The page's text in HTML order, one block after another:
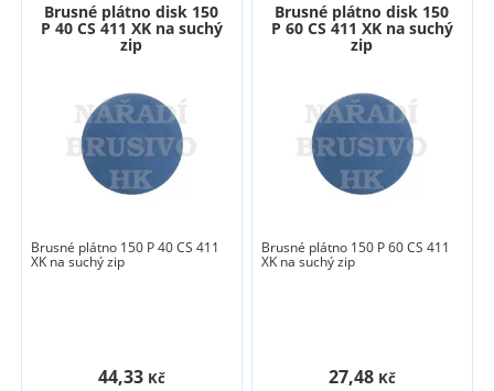
Brusné plátno disk 150
P 40 CS 411 XK na suchý
zip
Brusné plátno 150 P 40 CS 411
XK na suchý zip
44,33 Kč
Brusné plátno disk 150
P 60 CS 411 XK na suchý
zip
Brusné plátno 150 P 60 CS 411
XK na suchý zip
27,48 Kč